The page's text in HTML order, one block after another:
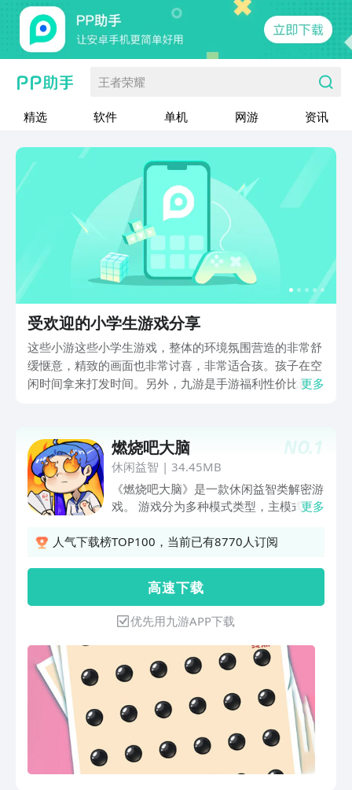
王者荣耀
精选 软件 单机 网游 资讯
受欢迎的小学生游戏分享
这些小游这些小学生游戏，整体的环境氛围营造的非常舒
缓惬意，精致的画面也非常讨喜，非常适合孩。孩子在空
闲时间拿来打发时间。另外，九游是手游福利性价比最高
费领，能够让大家的战斗力快速提升。
更多
NO.1
燃烧吧大脑
休闲益智 | 34.45MB
《燃烧吧大脑》是一款休闲益智类解密游
戏。 游戏分为多种模式类型，主模式关
法。 其他模式为主题模式，游戏中包含
丰富，解密通关时要大胆想象，每一个关
卡都是不同的脑暴体验。
更多
人气下载榜TOP100，当前已有8770人订阅
高 速 下 载
优先用九游APP下载